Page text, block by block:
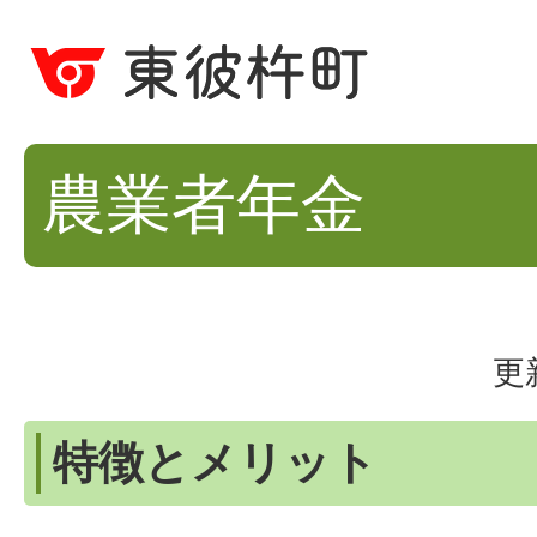
農業者年金
更
特徴とメリット